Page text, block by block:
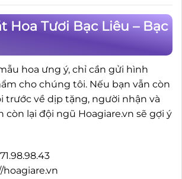
Hoa Tươi Bạc Liêu – Bạc
hoa ưng ý, chỉ cần gửi hình
cho chúng tôi. Nếu bạn vẫn còn
trước về dịp tặng, người nhận và
còn lại đội ngũ Hoagiare.vn sẽ gợi ý
hoagiare.vn